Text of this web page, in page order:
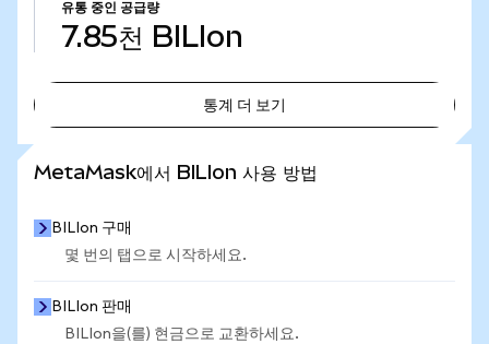
유통 중인 공급량
7.85천 BILIon
통계 더 보기
MetaMask에서 BILIon 사용 방법
BILIon 구매
몇 번의 탭으로 시작하세요.
BILIon 판매
BILIon을(를) 현금으로 교환하세요.